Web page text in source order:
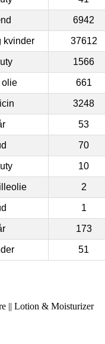
6942
kvinder 37612
1566
olie 661
3248
53
70
10
2
1
173
51
|| Lotion & Moisturizer